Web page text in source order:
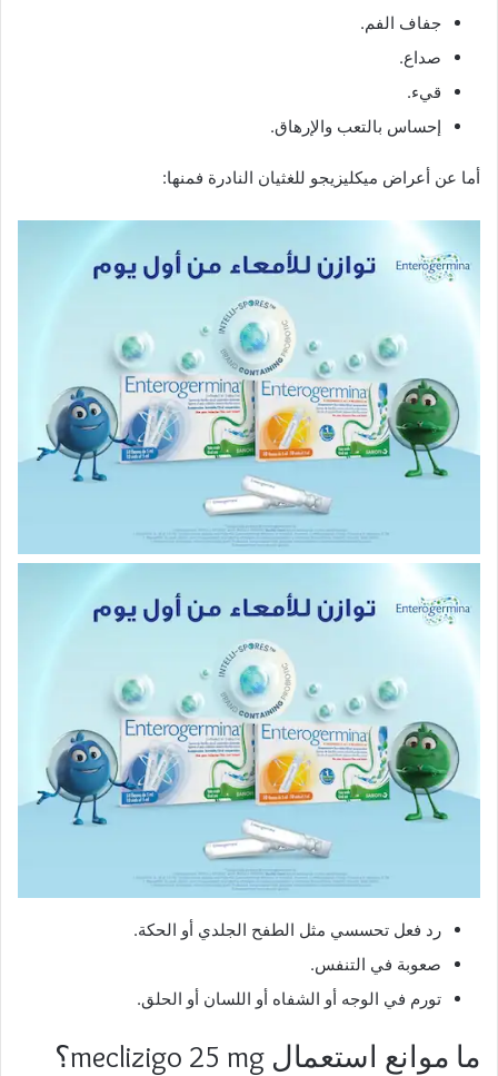
جفاف الفم.
صداع.
قيء.
إحساس بالتعب والإرهاق.
أما عن أعراض ميكليزيجو للغثيان النادرة فمنها:
رد فعل تحسسي مثل الطفح الجلدي أو الحكة.
صعوبة في التنفس.
تورم في الوجه أو الشفاه أو اللسان أو الحلق.
ما موانع استعمال meclizigo 25 mg؟